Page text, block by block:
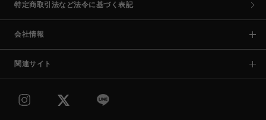
特定商取引法など法令に基づく表記
会社情報
関連サイト